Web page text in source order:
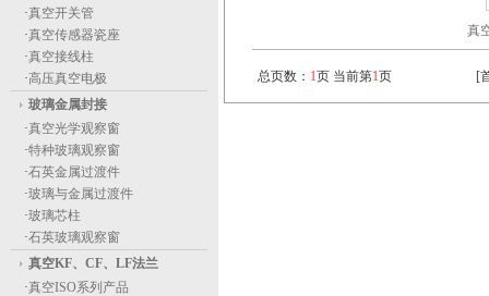
·真空开关管
·真空传感器瓷座
·真空接线柱
·高压真空电极
玻璃金属封接
·真空光学观察窗
·特种玻璃观察窗
·石英金属过渡件
·玻璃与金属过渡件
·玻璃芯柱
·石英玻璃观察窗
真空KF、CF、LF法兰
·真空ISO系列产品
真
总页数： 1页 当前第1页 [